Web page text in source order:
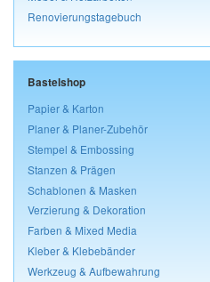
Renovierungstagebuch
Bastelshop
Papier & Karton
Planer & Planer-Zubehör
Stempel & Embossing
Stanzen & Prägen
Schablonen & Masken
Verzierung & Dekoration
Farben & Mixed Media
Kleber & Klebebänder
Werkzeug & Aufbewahrung